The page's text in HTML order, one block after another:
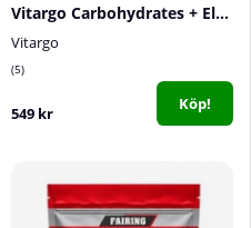
Vitargo Carbohydrates + Electrolytes, 1500 g
Vitargo
5
549 kr Köp!